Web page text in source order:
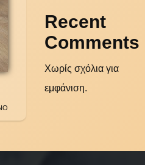
Recent
Comments
Χωρίς σχόλια για
εμφάνιση.